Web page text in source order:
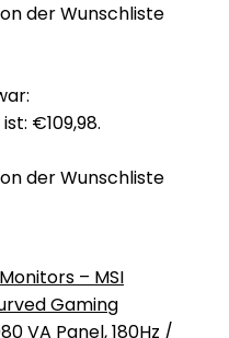
der Wunschliste
€109,98.
der Wunschliste